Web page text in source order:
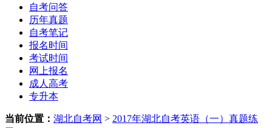
自考问答
历年真题
自考笔记
报名时间
考试时间
网上报名
成人高考
专升本
当前位置： 湖北自考网 > 2017年湖北自考英语（一）真题练